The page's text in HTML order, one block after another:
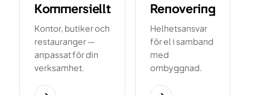
Kommersiellt
Kontor, butiker och
restauranger —
anpassat för din
verksamhet.
Renovering
Helhetsansvar
för el i samband
med
ombyggnad.